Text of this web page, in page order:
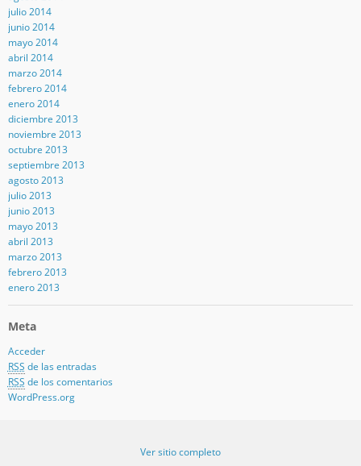
julio 2014
junio 2014
mayo 2014
abril 2014
marzo 2014
febrero 2014
enero 2014
diciembre 2013
noviembre 2013
octubre 2013
septiembre 2013
agosto 2013
julio 2013
junio 2013
mayo 2013
abril 2013
marzo 2013
febrero 2013
enero 2013
Meta
Acceder
RSS de las entradas
RSS de los comentarios
WordPress.org
Ver sitio completo